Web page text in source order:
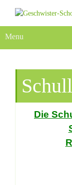
content
Menu
Die